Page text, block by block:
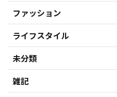
ファッション
ライフスタイル
未分類
雑記